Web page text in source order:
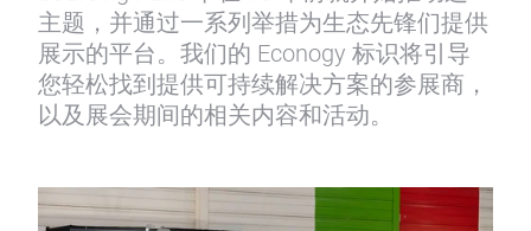
主题，并通过一系列举措为生态先锋们提供
展示的平台。我们的 Econogy 标识将引导
您轻松找到提供可持续解决方案的参展商，
以及展会期间的相关内容和活动。